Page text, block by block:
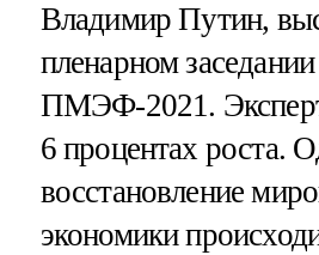
Владимир Путин,
пленарном заседании
ПМЭФ-2021.
6 процентах роста.
восстановление
экономики